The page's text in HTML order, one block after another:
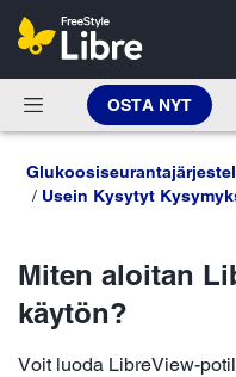
OSTA NYT
Usein Kysytyt
Miten aloitan
käytön?
Voit luoda LibreView-